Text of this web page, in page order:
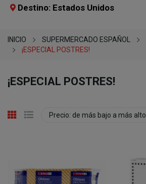
Destino: Estados Unidos
INICIO SUPERMERCADO ESPAÑOL
¡ESPECIAL POSTRES!
¡ESPECIAL POSTRES!
Precio: de más bajo a más alto